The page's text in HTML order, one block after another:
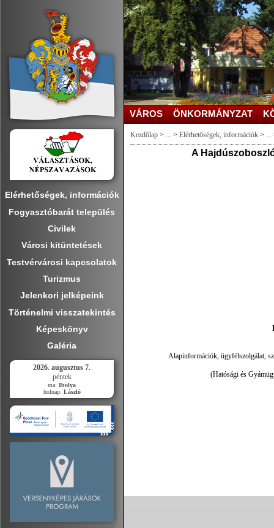
Elérhetőségek, információk
Fogyasztóbarát település
Civilek
Városi kitüntetések
Testvérvárosi kapcsolatok
Turizmus
Jelenkori jelképeink
Történelmi visszatekintés
Képeskönyv
Galéria
2026. augusztus 7.
péntek
ma: Ibolya
holnap: László
VÁROS ÖNKORMÁNYZAT
Kezdőlap > ... > Elérhetőségek, információk > ...
A
Alapinformációk, ügyfélszolgálat,
(Hatósági és